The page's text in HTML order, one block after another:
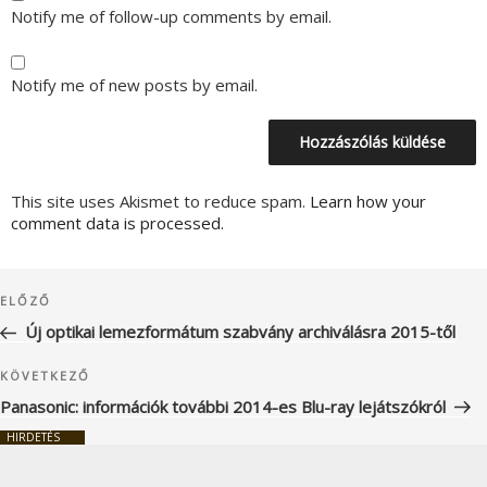
Notify me of follow-up comments by email.
Notify me of new posts by email.
This site uses Akismet to reduce spam. Learn how your
comment data is processed.
navigáció
Korábbi
bejegyzés
ELŐZŐ
Új optikai lemezformátum szabvány archiválásra 2015-től
Következő
bejegyzés
KÖVETKEZŐ
Panasonic: információk további 2014-es Blu-ray lejátszókról
HIRDETÉS